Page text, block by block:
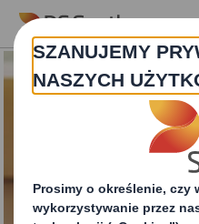
Skip to main content